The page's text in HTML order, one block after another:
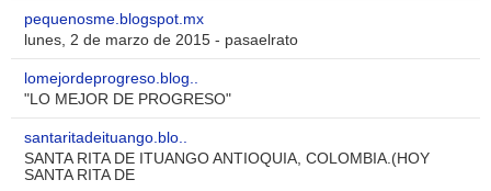
pequenosme.blogspot.mx
lunes, 2 de marzo de 2015 - pasaelrato
lomejordeprogreso.blog..
"LO MEJOR DE PROGRESO"
santaritadeituango.blo..
SANTA RITA DE ITUANGO ANTIOQUIA, COLOMBIA.(HOY
SANTA RITA DE